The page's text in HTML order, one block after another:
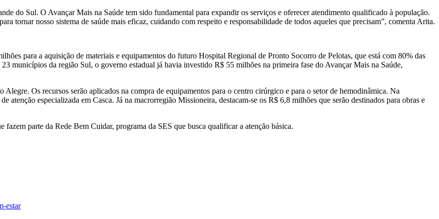
do Sul. O Avançar Mais na Saúde tem sido fundamental para expandir os serviços e oferecer atendimento qualificado à população.
tornar nosso sistema de saúde mais eficaz, cuidando com respeito e responsabilidade de todos aqueles que precisam”, comenta Arita.
para a aquisição de materiais e equipamentos do futuro Hospital Regional de Pronto Socorro de Pelotas, que está com 80% das
municípios da região Sul, o governo estadual já havia investido R$ 55 milhões na primeira fase do Avançar Mais na Saúde,
Os recursos serão aplicados na compra de equipamentos para o centro cirúrgico e para o setor de hemodinâmica. Na
especializada em Casca. Já na macrorregião Missioneira, destacam-se os R$ 6,8 milhões que serão destinados para obras e
parte da Rede Bem Cuidar, programa da SES que busca qualificar a atenção básica.
estar